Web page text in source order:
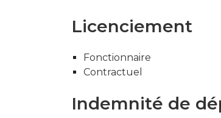
Licenciement
Fonctionnaire
Contractuel
Indemnité de